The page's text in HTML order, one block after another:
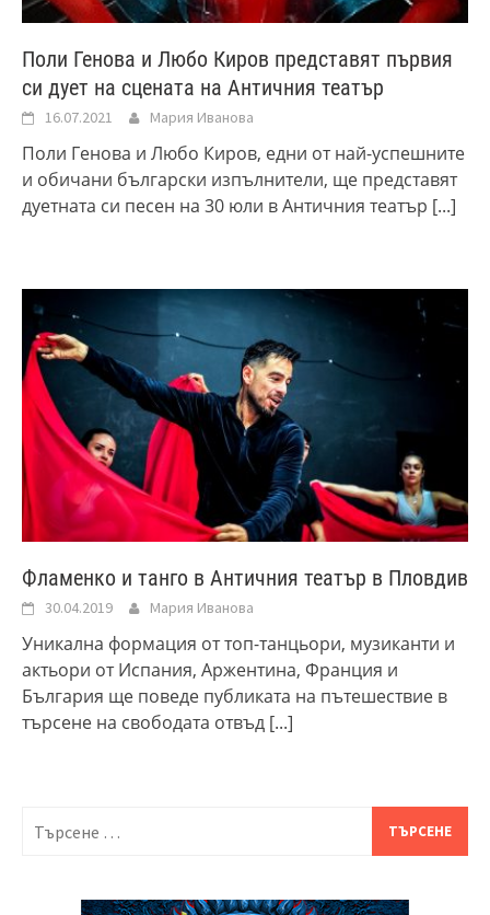
Поли Генова и Любо Киров представят първия
си дует на сцената на Античния театър
16.07.2021 Мария Иванова
Поли Генова и Любо Киров, едни от най-успешните
и обичани български изпълнители, ще представят
дуетната си песен на 30 юли в Античния театър [...]
Фламенко и танго в Античния театър в Пловдив
30.04.2019 Мария Иванова
Уникална формация от топ-танцьори, музиканти и
актьори от Испания, Аржентина, Франция и
България ще поведе публиката на пътешествие в
търсене на свободата отвъд [...]
за: